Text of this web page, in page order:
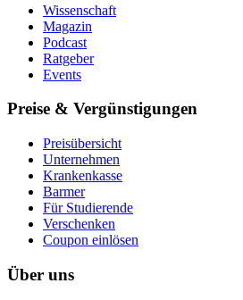
Wissenschaft
Magazin
Podcast
Ratgeber
Events
Preise & Vergünstigungen
Preisübersicht
Unternehmen
Krankenkasse
Barmer
Für Studierende
Ver­schen­ken
Coupon einlösen
Über uns